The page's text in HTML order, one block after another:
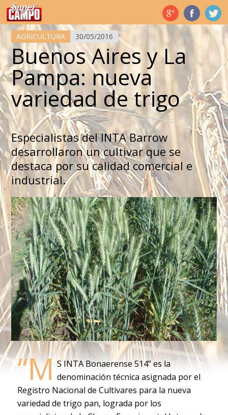
Temas de hoy
AGRICULTURA 30/05/2016
Buenos Aires y La
Pampa: nueva
variedad de trigo
Especialistas del INTA Barrow
desarrollaron un cultivar que se
destaca por su calidad comercial e
industrial.
“M S INTA Bonaerense 514” es la
denominación técnica asignada por el
Registro Nacional de Cultivares para la nueva
variedad de trigo pan, lograda por los